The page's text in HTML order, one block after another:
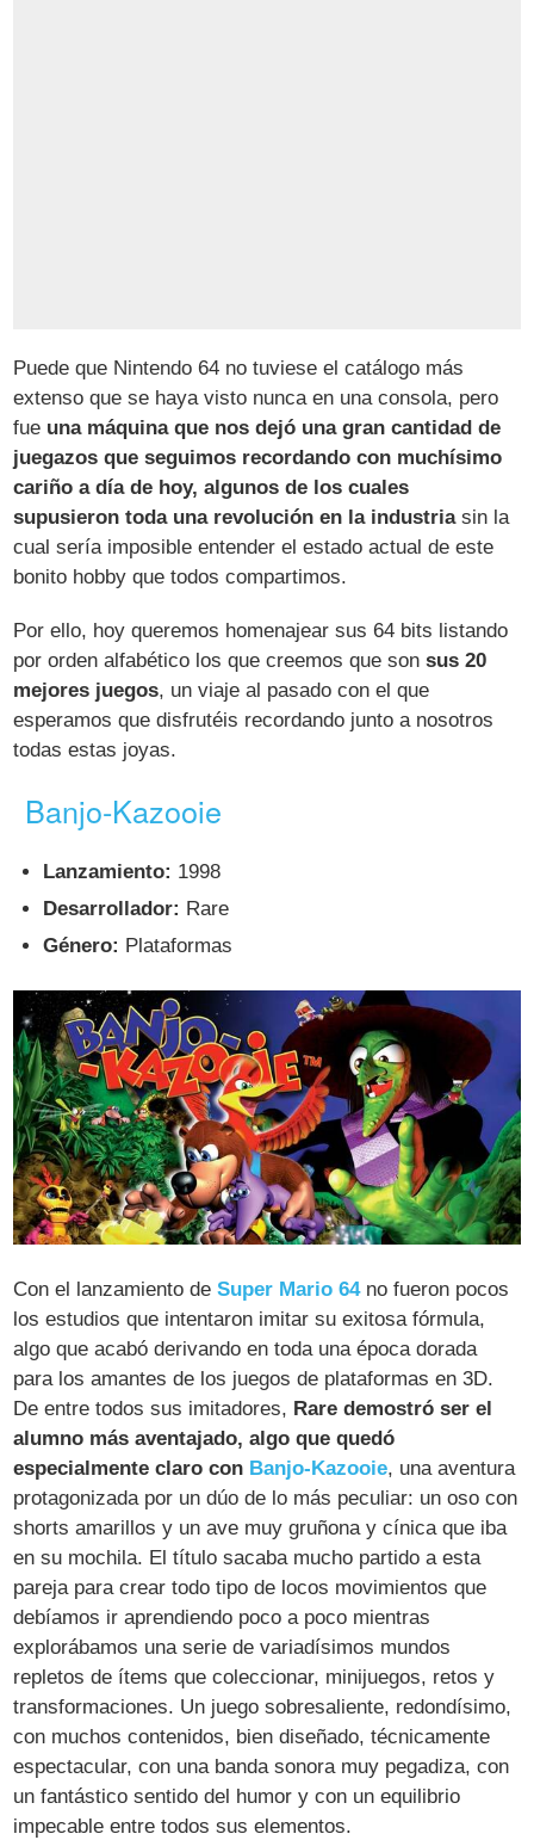
Puede que Nintendo 64 no tuviese el catálogo más
extenso que se haya visto nunca en una consola, pero
fue una máquina que nos dejó una gran cantidad de
juegazos que seguimos recordando con muchísimo
cariño a día de hoy, algunos de los cuales
supusieron toda una revolución en la industriasin la
cual sería imposible entender el estado actual de este
bonito hobby que todos compartimos.
Por ello, hoy queremos homenajear sus 64 bits listando
por orden alfabético los que creemos que sonsus 20
mejores juegos, un viaje al pasado con el que
esperamos que disfrutéis recordando junto a nosotros
todas estas joyas.
Banjo-Kazooie
Lanzamiento: 1998
Desarrollador: Rare
Género: Plataformas
Con el lanzamiento deSuper Mario 64no fueron pocos
los estudios que intentaron imitar su exitosa fórmula,
algo que acabó derivando en toda una época dorada
para los amantes de los juegos de plataformas en 3D.
De entre todos sus imitadores, Rare demostró ser el
alumno más aventajado, algo que quedó
especialmente claro con Banjo-Kazooie, una aventura
protagonizada por un dúo de lo más peculiar: un oso con
shorts amarillos y un ave muy gruñona y cínica que iba
en su mochila. El título sacaba mucho partido a esta
pareja para crear todo tipo de locos movimientos que
debíamos ir aprendiendo poco a poco mientras
explorábamos una serie de variadísimos mundos
repletos de ítems que coleccionar, minijuegos, retos y
transformaciones. Un juego sobresaliente, redondísimo,
con muchos contenidos, bien diseñado, técnicamente
espectacular, con una banda sonora muy pegadiza, con
un fantástico sentido del humor y con un equilibrio
impecable entre todos sus elementos.